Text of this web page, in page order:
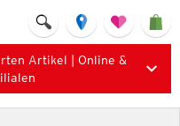
Artikel | Online &